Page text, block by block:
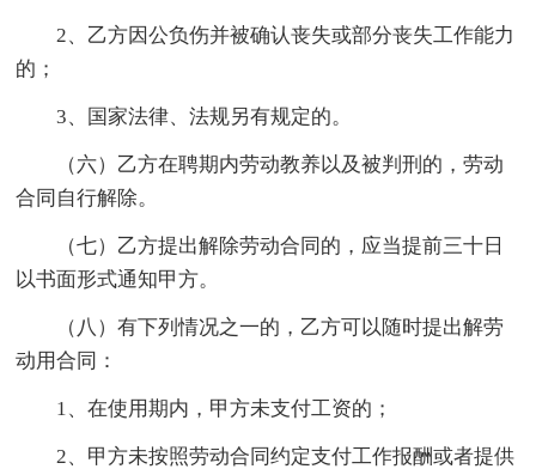
2、乙方因公负伤并被确认丧失或部分丧失工作能力
的；
3、国家法律、法规另有规定的。
（六）乙方在聘期内劳动教养以及被判刑的，劳动
合同自行解除。
（七）乙方提出解除劳动合同的，应当提前三十日
以书面形式通知甲方。
（八）有下列情况之一的，乙方可以随时提出解劳
动用合同：
1、在使用期内，甲方未支付工资的；
2、甲方未按照劳动合同约定支付工作报酬或者提供